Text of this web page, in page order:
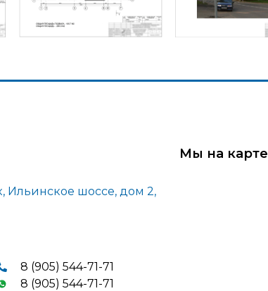
Ильинское шоссе, дом 2,
8 (905) 544-71-71
8 (905) 544-71-71
Мы на карте